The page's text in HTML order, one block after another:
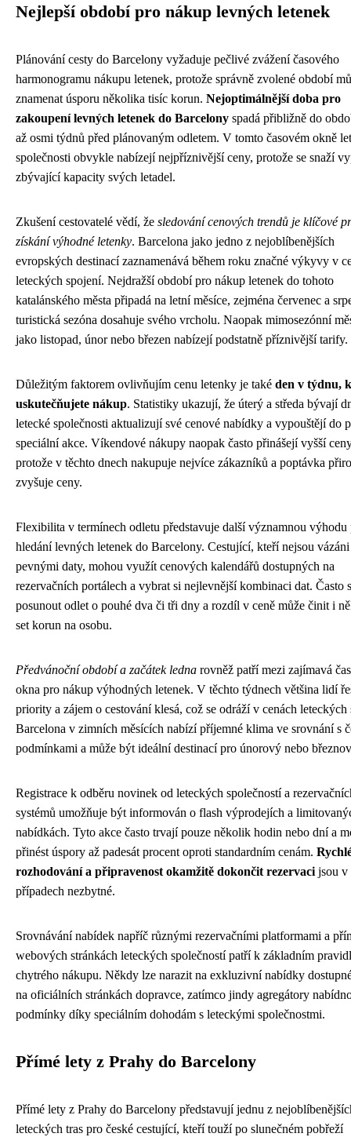
Nejlepší období pro nákup levných letenek
Plánování cesty do Barcelony vyžaduje pečlivé zvážení časového
harmonogramu nákupu letenek, protože správně zvolené období
znamenat úsporu několika tisíc korun. Nejoptimálnější doba pro
zakoupení levných letenek do Barcelony spadá přibližně do
až osmi týdnů před plánovaným odletem. V tomto časovém okně
společnosti obvykle nabízejí nejpříznivější ceny, protože se snaží
zbývající kapacity svých letadel.
Zkušení cestovatelé vědí, že sledování cenových trendů je klíčové
získání výhodné letenky. Barcelona jako jedno z nejoblíbenějších
evropských destinací zaznamenává během roku značné výkyvy v
leteckých spojení. Nejdražší období pro nákup letenek do tohoto
katalánského města připadá na letní měsíce, zejména červenec a
turistická sezóna dosahuje svého vrcholu. Naopak mimosezónní
jako listopad, únor nebo březen nabízejí podstatně příznivější tarify.
Důležitým faktorem ovlivňujím cenu letenky je také den v týdnu,
uskutečňujete nákup. Statistiky ukazují, že úterý a středa bývají
letecké společnosti aktualizují své cenové nabídky a vypouštějí do
speciální akce. Víkendové nákupy naopak často přinášejí vyšší
protože v těchto dnech nakupuje nejvíce zákazníků a poptávka
zvyšuje ceny.
Flexibilita v termínech odletu představuje další významnou výhodu
hledání levných letenek do Barcelony. Cestující, kteří nejsou vázáni
pevnými daty, mohou využít cenových kalendářů dostupných na
rezervačních portálech a vybrat si nejlevnější kombinaci dat. Často
posunout odlet o pouhé dva či tři dny a rozdíl v ceně může činit i
set korun na osobu.
Předvánoční období a začátek ledna rovněž patří mezi zajímavá
okna pro nákup výhodných letenek. V těchto týdnech většina lidí
priority a zájem o cestování klesá, což se odráží v cenách leteckých
Barcelona v zimních měsících nabízí příjemné klima ve srovnání s
podmínkami a může být ideální destinací pro únorový nebo
Registrace k odběru novinek od leteckých společností a
systémů umožňuje být informován o flash výprodejích a
nabídkách. Tyto akce často trvají pouze několik hodin nebo dní a
přinést úspory až padesát procent oproti standardním cenám.
rozhodování a připravenost okamžitě dokončit rezervaci jsou v
případech nezbytné.
Srovnávání nabídek napříč různými rezervačními platformami a
webových stránkách leteckých společností patří k základním
chytrého nákupu. Někdy lze narazit na exkluzivní nabídky
na oficiálních stránkách dopravce, zatímco jindy agregátory
podmínky díky speciálním dohodám s leteckými společnostmi.
Přímé lety z Prahy do Barcelony
Přímé lety z Prahy do Barcelony představují jednu z
leteckých tras pro české cestující, kteří touží po slunečném pobřeží